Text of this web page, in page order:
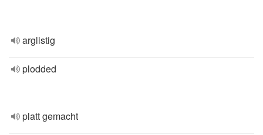
arglistig
plodded
platt gemacht